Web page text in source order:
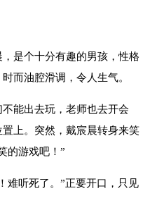
是个十分有趣的男孩，性格
而油腔滑调，令人生气。
能出去玩，老师也去开会
上。突然，戴宸晨转身来笑
的游戏吧！”
听死了。”正要开口，只见